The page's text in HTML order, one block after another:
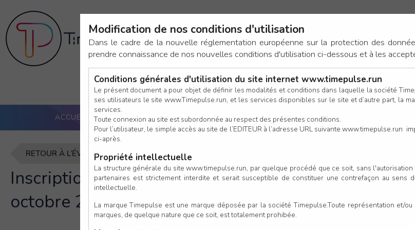
CONNEXION
ACCUEIL PUCE ACTIVE NOS SERVICES CALENDRIER RÉSULTATS
Avez-vous déjà un compte ?
Si vous avez déjà un compte TimePulse (ou
connectez-vous ci-dessous.
Mot de passe oublié ?
ou bien
CONTINUER EN TANT QU’INVITÉ
RETOUR À L’ÉVÈNEMENT
Inscription à RRX Rem Run Expérience - La
octobre 2026
Modification de nos conditions d'utilisation
Dans le cadre de la nouvelle réglementation européenne sur la protection des
prendre connaissance de nos nouvelles conditions d'utilisation ci-dessous et à les
Conditions générales d'utilisation du site internet www.timepulse.run
Le présent document a pour objet de définir les modalités et conditions dans laquelle la société
ses utilisateurs le site www.Timepulse.run, et les services disponibles sur le site et d’autre part, la
services.
Toute connexion au site est subordonnée au respect des présentes conditions.
Pour l’utilisateur, le simple accès au site de l’EDITEUR à l’adresse URL suivante www.timepulse.run
ci-après.
Propriété intellectuelle
La structure générale du site www.timepulse.run, par quelque procédé que ce soit, sans
partenaires est strictement interdite et serait susceptible de constituer une contrefaçon au
intellectuelle.
La marque Timepulse est une marque déposée par la société Timepulse.Toute représentation et/
marques, de quelque nature que ce soit, est totalement prohibée.